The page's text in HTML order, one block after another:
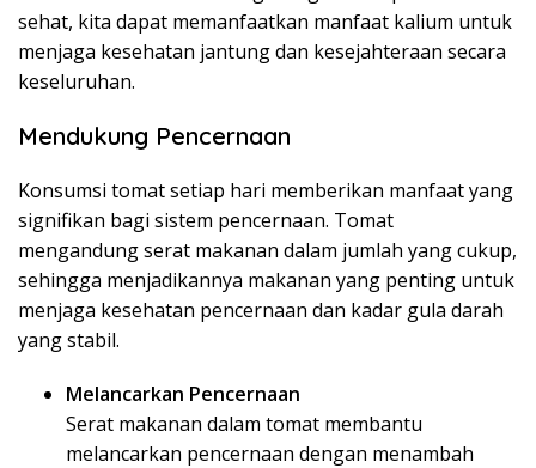
sehat, kita dapat memanfaatkan manfaat kalium untuk
menjaga kesehatan jantung dan kesejahteraan secara
keseluruhan.
Mendukung Pencernaan
Konsumsi tomat setiap hari memberikan manfaat yang
signifikan bagi sistem pencernaan. Tomat
mengandung serat makanan dalam jumlah yang cukup,
sehingga menjadikannya makanan yang penting untuk
menjaga kesehatan pencernaan dan kadar gula darah
yang stabil.
Melancarkan Pencernaan
Serat makanan dalam tomat membantu
melancarkan pencernaan dengan menambah